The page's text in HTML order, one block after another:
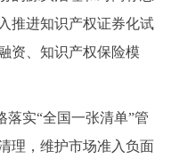
推进知识产权证券化试
资、知识产权保险模
实“全国一张清单”管
理，维护市场准入负面